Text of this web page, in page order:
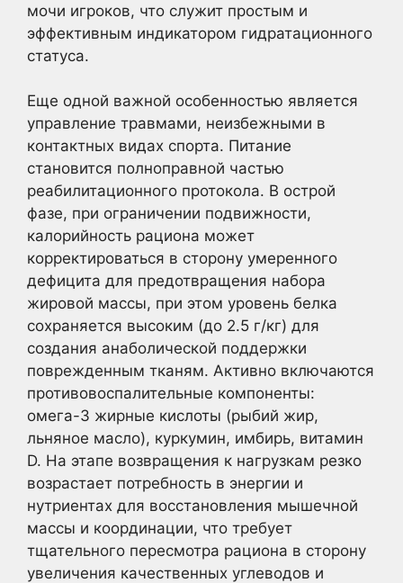
мочи игроков, что служит простым и
эффективным индикатором гидратационного
статуса.
Еще одной важной особенностью является
управление травмами, неизбежными в
контактных видах спорта. Питание
становится полноправной частью
реабилитационного протокола. В острой
фазе, при ограничении подвижности,
калорийность рациона может
корректироваться в сторону умеренного
дефицита для предотвращения набора
жировой массы, при этом уровень белка
сохраняется высоким (до 2.5 г/кг) для
создания анаболической поддержки
поврежденным тканям. Активно включаются
противовоспалительные компоненты:
омега-3 жирные кислоты (рыбий жир,
льняное масло), куркумин, имбирь, витамин
D. На этапе возвращения к нагрузкам резко
возрастает потребность в энергии и
нутриентах для восстановления мышечной
массы и координации, что требует
тщательного пересмотра рациона в сторону
увеличения качественных углеводов и